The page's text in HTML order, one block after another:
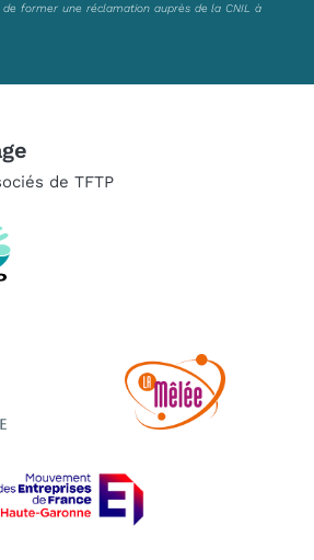
de former une réclamation auprès de la CNIL à
de TFTP